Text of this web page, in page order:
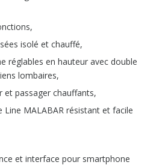
isolé et chauffé,
réglables en hauteur avec double
lombaires,
et passager chauffants,
Line MALABAR résistant et facile
et interface pour smartphone